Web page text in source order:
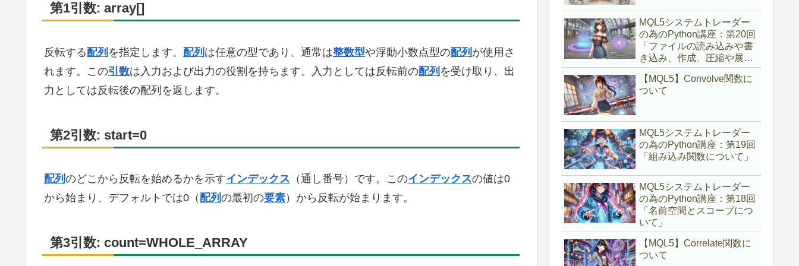
第1引数: array[]
反転する配列 を指定します。 配列 は任意の型であり、通常は整数型や浮動小数点型の配列 が使用さ
れます。この引数は入力および出力の役割を持ちます。入力としては反転前の配列 を受け取り、出
力としては反転後の配列を返します。
第2引数: start=0
配列 のどこから反転を始めるかを示すインデックス （通し番号）です。このインデックスの値は0
から始まり、デフォルトでは0（ 配列 の最初の要素）から反転が始まります。
第3引数: count=WHOLE_ARRAY
MQL5システムトレーダー
の為のPython講座：第20回
「ファイルの読み込みや書
き込み、作成、圧縮や展開
について」
【MQL5】Convolve関数に
ついて
MQL5システムトレーダー
の為のPython講座：第19回
「組み込み関数について」
MQL5システムトレーダー
の為のPython講座：第18回
「名前空間とスコープにつ
いて」
【MQL5】Correlate関数に
ついて